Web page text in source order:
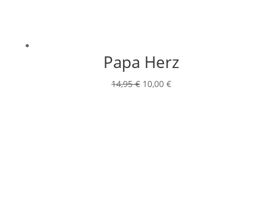
Papa Herz
14,95€ Ursprünglicher
10,00 €Aktueller